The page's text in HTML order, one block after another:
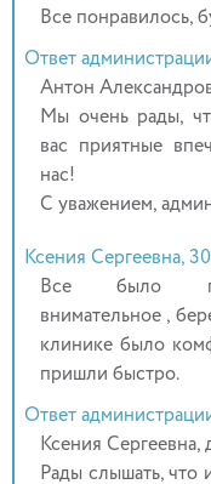
Все понравилось,
Ответ
Антон
Мы очень рады,
вас приятные
нас!
С уважением,
Ксения Сергеевна,
Все было
внимательное ,
клинике было
пришли быстро.
Ответ
Ксения Сергеевна,
Рады слышать,